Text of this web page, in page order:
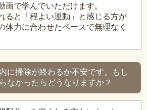
画で学んでいただけます。
ると「程よい運動」と感じる方が
体力に合わせたペースで無理なく
に掃除が終わるか不安です。もし
なかったらどうなりますか？